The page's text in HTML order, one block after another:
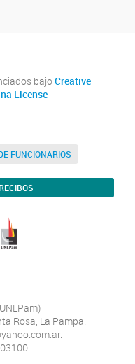
bajo Creative
License
FUNCIONARIOS
Rosa, La Pampa.